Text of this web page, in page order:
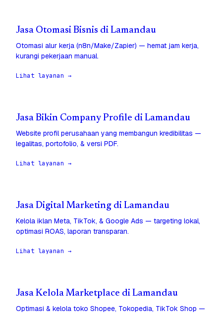
Jasa Otomasi Bisnis di Lamandau
Otomasi alur kerja (n8n/Make/Zapier) — hemat jam kerja,
kurangi pekerjaan manual.
Lihat layanan →
Jasa Bikin Company Profile di Lamandau
Website profil perusahaan yang membangun kredibilitas —
legalitas, portofolio, & versi PDF.
Lihat layanan →
Jasa Digital Marketing di Lamandau
Kelola iklan Meta, TikTok, & Google Ads — targeting lokal,
optimasi ROAS, laporan transparan.
Lihat layanan →
Jasa Kelola Marketplace di Lamandau
Optimasi & kelola toko Shopee, Tokopedia, TikTok Shop —